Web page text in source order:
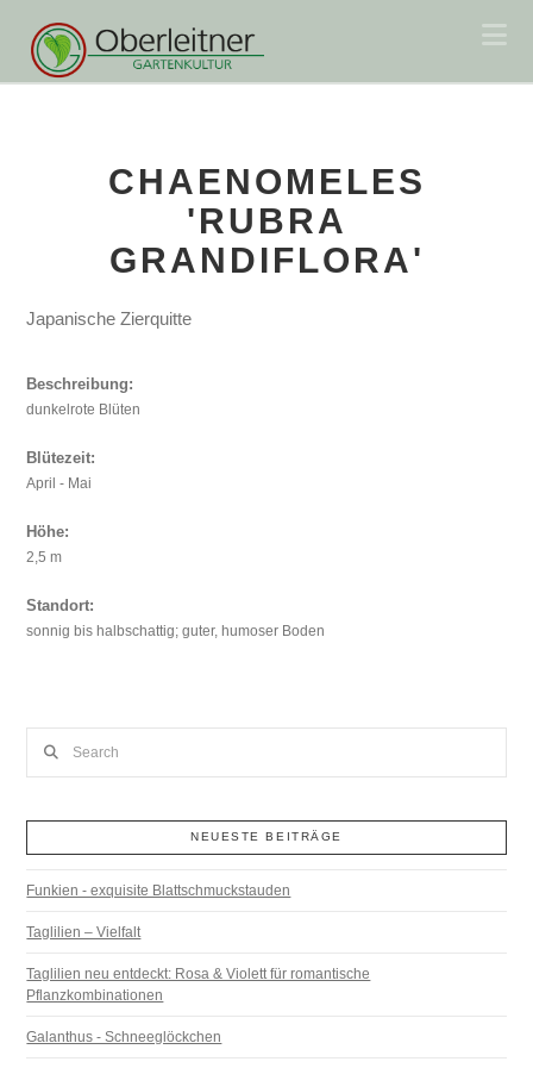
CHAENOMELES
'RUBRA
GRANDIFLORA'
Japanische Zierquitte
Beschreibung:
dunkelrote Blüten
Blütezeit:
April - Mai
Höhe:
2,5 m
Standort:
sonnig bis halbschattig; guter, humoser Boden
NEUESTE BEITRÄGE
Funkien - exquisite Blattschmuckstauden
Taglilien – Vielfalt
Taglilien neu entdeckt: Rosa & Violett für romantische
Pflanzkombinationen
Galanthus - Schneeglöckchen